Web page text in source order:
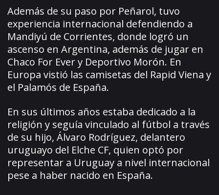
Además de su paso por Peñarol, tuvo
experiencia internacional defendiendo a
Mandiyú de Corrientes, donde logró un
ascenso en Argentina, además de jugar en
Chaco For Ever y Deportivo Morón. En
Europa vistió las camisetas del Rapid Viena y
el Palamós de España.
En sus últimos años estaba dedicado a la
religión y seguía vinculado al fútbol a través
de su hijo, Álvaro Rodríguez, delantero
uruguayo del Elche CF, quien optó por
representar a Uruguay a nivel internacional
pese a haber nacido en España.